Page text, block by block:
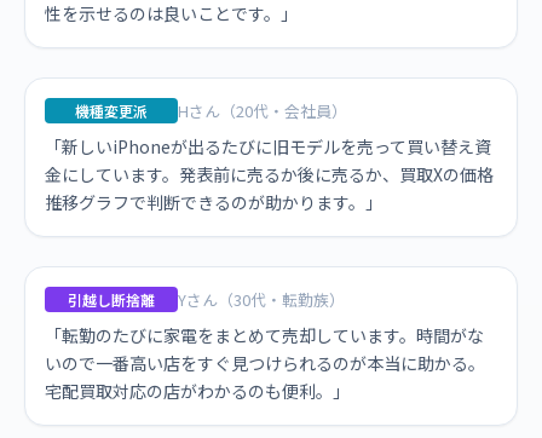
性を示せるのは良いことです。」
機種変更派 Hさん（20代・会社員）
「新しいiPhoneが出るたびに旧モデルを売って買い替え資
金にしています。発表前に売るか後に売るか、買取Xの価格
推移グラフで判断できるのが助かります。」
引越し断捨離 Yさん（30代・転勤族）
「転勤のたびに家電をまとめて売却しています。時間がな
いので一番高い店をすぐ見つけられるのが本当に助かる。
宅配買取対応の店がわかるのも便利。」